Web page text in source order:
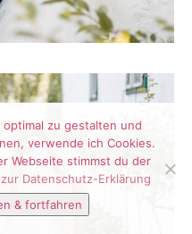
zu gestalten und
verwende ich Cookies.
Webseite stimmst du der
zur Datenschutz-Erklärung
& fortfahren